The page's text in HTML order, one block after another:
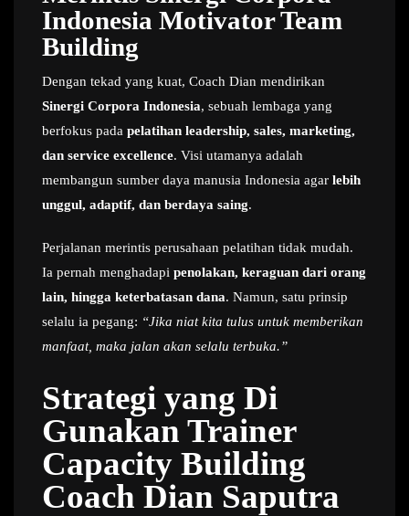
Indonesia Motivator Team
Building
Dengan tekad yang kuat, Coach Dian mendirikan
Sinergi Corpora Indonesia, sebuah lembaga yang
berfokus pada pelatihan leadership, sales, marketing,
dan service excellence. Visi utamanya adalah
membangun sumber daya manusia Indonesia agar lebih
unggul, adaptif, dan berdaya saing.
Perjalanan merintis perusahaan pelatihan tidak mudah.
Ia pernah menghadapi penolakan, keraguan dari orang
lain, hingga keterbatasan dana. Namun, satu prinsip
selalu ia pegang: “Jika niat kita tulus untuk memberikan
manfaat, maka jalan akan selalu terbuka.”
Strategi yang Di
Gunakan Trainer
Capacity Building
Coach Dian Saputra